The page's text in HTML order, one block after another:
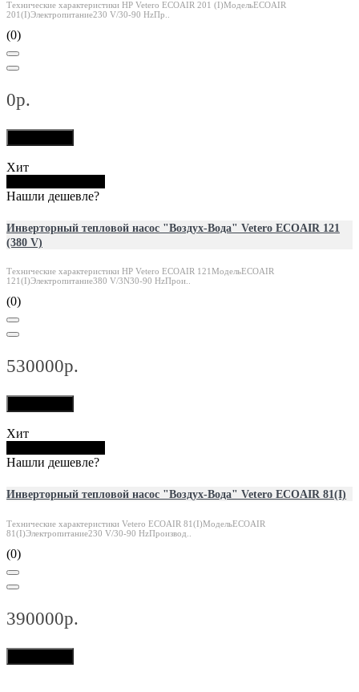
Технические характеристики HP Vetero ECOAIR 201 (I)МодельECOAIR
201(I)Электропитание230 V/30-90 HzПр..
(0)
0р.
Хит
Нашли дешевле?
Инверторный тепловой насос "Воздух-Вода" Vetero ECOAIR 121
(380 V)
Технические характеристики HP Vetero ECOAIR 121МодельECOAIR
121(I)Электропитание380 V/3N30-90 HzПрои..
(0)
530000р.
Хит
Нашли дешевле?
Инверторный тепловой насос "Воздух-Вода" Vetero ECOAIR 81(I)
Технические характеристики Vetero ECOAIR 81(I)МодельECOAIR
81(I)Электропитание230 V/30-90 HzПроизвод..
(0)
390000р.